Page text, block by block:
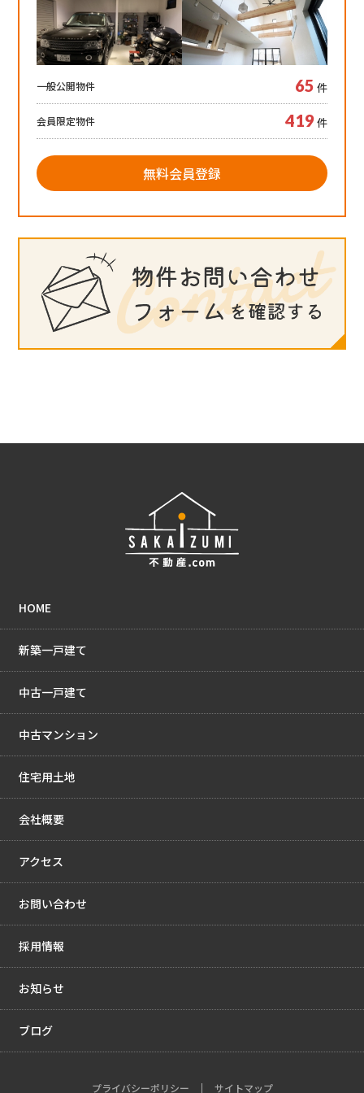
一般公開物件 65 件
会員限定物件 419件
無料会員登録
HOME
新築一戸建て
中古一戸建て
中古マンション
住宅用土地
会社概要
アクセス
お問い合わせ
採用情報
お知らせ
ブログ
プライバシーポリシー サイトマップ